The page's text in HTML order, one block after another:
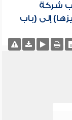
شركة
إلى (باب